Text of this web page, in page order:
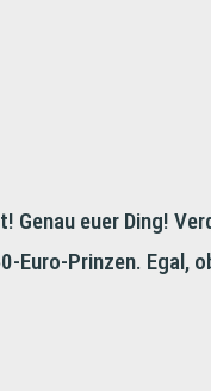
Genau euer Ding!
Euro-Prinzen. Egal,